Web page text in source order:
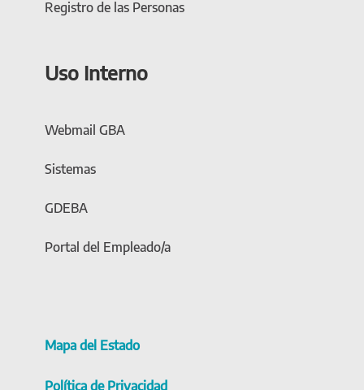
Registro de las Personas
Uso Interno
Webmail GBA
Sistemas
GDEBA
Portal del Empleado/a
Mapa del Estado
Política de Privacidad